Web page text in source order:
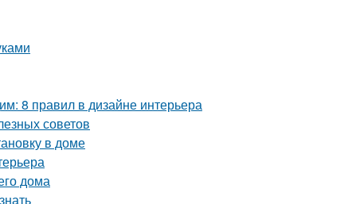
8 правил в дизайне интерьера
советов
в доме
дома